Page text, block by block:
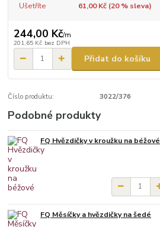
Ušetříte 61,00 Kč (20% sleva)
244,00 Kč/m
201,65 Kč bez DPH
Přidat do košíku
Číslo produktu: 3022/376
Podobné produkty
FQ Hvězdičky v kroužku na béžové
FQ Měsíčky a hvězdičky na šedé